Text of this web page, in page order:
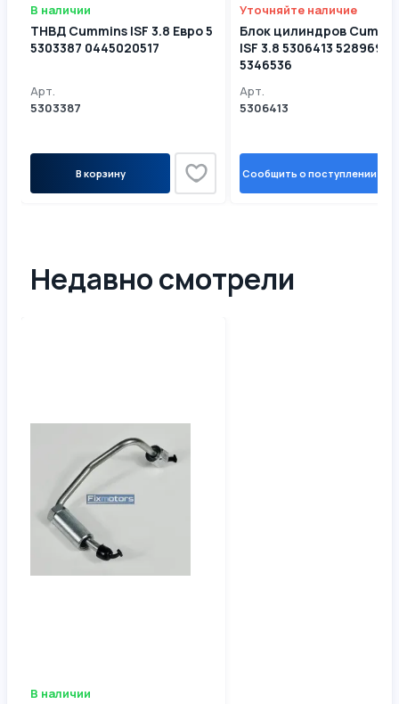
В наличии
ТНВД Cummins ISF 3.8 Евро 5
5303387 0445020517
Арт.
5303387
В корзину
Уточняйте наличие
Блок цилиндров
ISF 3.8 5306413 5289698
5346536
Арт.
5306413
Сообщить о поступлении
Недавно смотрели
В наличии